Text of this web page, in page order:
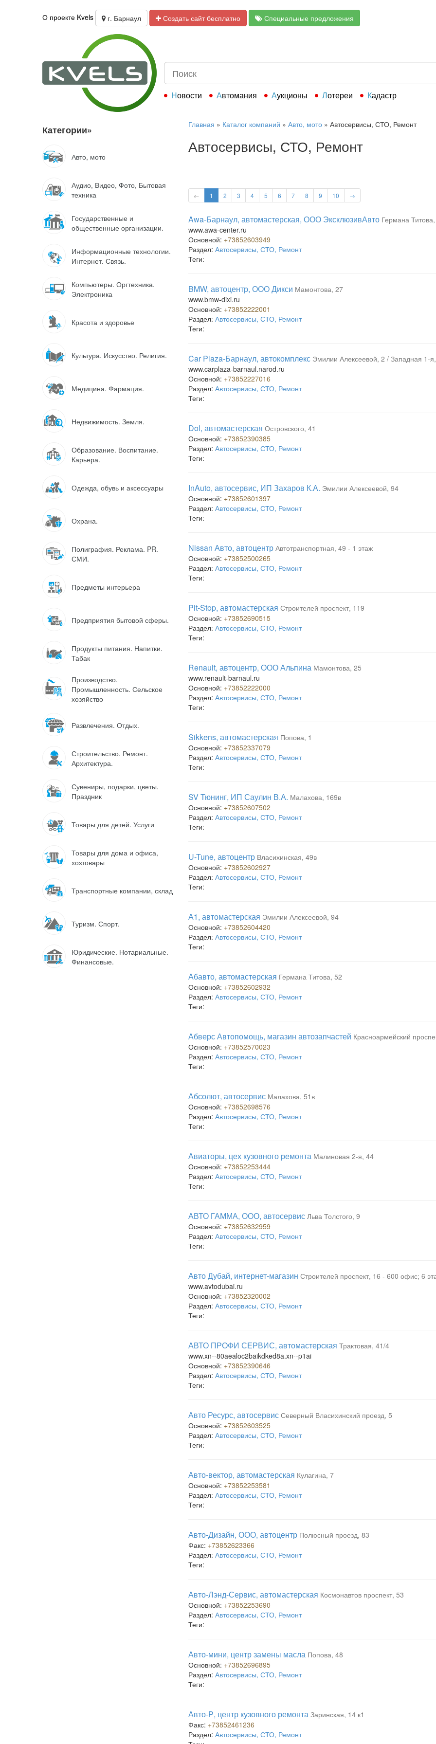
О проекте Kvels г. Барнаул Создать сайт бесплатно Специальные предложения
Новости Автомания Аукционы Лотереи Кадастр
Категории»
Авто, мото
Аудио, Видео, Фото, Бытовая
техника
Государственные и
общественные организации.
Информационные технологии.
Интернет. Связь.
Компьютеры. Оргтехника.
Электроника
Красота и здоровье
Культура. Искусство. Религия.
Медицина. Фармация.
Недвижимость. Земля.
Образование. Воспитание.
Карьера.
Одежда, обувь и аксессуары
Охрана.
Полиграфия. Реклама. PR.
СМИ.
Предметы интерьера
Предприятия бытовой сферы.
Продукты питания. Напитки.
Табак
Производство.
Промышленность. Сельское
хозяйство
Развлечения. Отдых.
Строительство. Ремонт.
Архитектура.
Сувениры, подарки, цветы.
Праздник
Товары для детей. Услуги
Товары для дома и офиса,
хозтовары
Транспортные компании, склад
Туризм. Спорт.
Юридические. Нотариальные.
Финансовые.
Главная » Каталог компаний » Авто, мото » Автосервисы, СТО, Ремонт
Автосервисы, СТО, Ремонт
← 1 2 3 4 5 6 7 8 9 10 →
Awa-Барнаул, автомастерская, ООО ЭксклюзивАвто Германа
www.awa-center.ru
Основной: +73852603949
Раздел: Автосервисы, СТО, Ремонт
Теги:
BMW, автоцентр, ООО Дикси Мамонтова, 27
www.bmw-dixi.ru
Основной: +73852222001
Раздел: Автосервисы, СТО, Ремонт
Теги:
Car Plaza-Барнаул, автокомплекс Эмилии Алексеевой, 2 / Западная 1-
www.carplaza-barnaul.narod.ru
Основной: +73852227016
Раздел: Автосервисы, СТО, Ремонт
Теги:
Dol, автомастерская Островского, 41
Основной: +73852390385
Раздел: Автосервисы, СТО, Ремонт
Теги:
InAuto, автосервис, ИП Захаров К.А. Эмилии Алексеевой, 94
Основной: +73852601397
Раздел: Автосервисы, СТО, Ремонт
Теги:
Nissan Авто, автоцентр Автотранспортная, 49 - 1 этаж
Основной: +73852500265
Раздел: Автосервисы, СТО, Ремонт
Теги:
Pit-Stop, автомастерская Строителей проспект, 119
Основной: +73852690515
Раздел: Автосервисы, СТО, Ремонт
Теги:
Renault, автоцентр, ООО Альпина Мамонтова, 25
www.renault-barnaul.ru
Основной: +73852222000
Раздел: Автосервисы, СТО, Ремонт
Теги:
Sikkens, автомастерская Попова, 1
Основной: +73852337079
Раздел: Автосервисы, СТО, Ремонт
Теги:
SV Тюнинг, ИП Саулин В.А. Малахова, 169в
Основной: +73852607502
Раздел: Автосервисы, СТО, Ремонт
Теги:
U-Tune, автоцентр Власихинская, 49в
Основной: +73852602927
Раздел: Автосервисы, СТО, Ремонт
Теги:
А1, автомастерская Эмилии Алексеевой, 94
Основной: +73852604420
Раздел: Автосервисы, СТО, Ремонт
Теги:
Абавто, автомастерская Германа Титова, 52
Основной: +73852602932
Раздел: Автосервисы, СТО, Ремонт
Теги:
Абверс Автопомощь, магазин автозапчастей Красноармейский
Основной: +73852570023
Раздел: Автосервисы, СТО, Ремонт
Теги:
Абсолют, автосервис Малахова, 51в
Основной: +73852698576
Раздел: Автосервисы, СТО, Ремонт
Теги:
Авиаторы, цех кузовного ремонта Малиновая 2-я, 44
Основной: +73852253444
Раздел: Автосервисы, СТО, Ремонт
Теги:
АВТО ГАММА, ООО, автосервис Льва Толстого, 9
Основной: +73852632959
Раздел: Автосервисы, СТО, Ремонт
Теги:
Авто Дубай, интернет-магазин Строителей проспект, 16 - 600 офис; 6
www.avtodubai.ru
Основной: +73852320002
Раздел: Автосервисы, СТО, Ремонт
Теги:
АВТО ПРОФИ СЕРВИС, автомастерская Трактовая, 41/4
www.xn--80aealoc2baikdked8a.xn--p1ai
Основной: +73852390646
Раздел: Автосервисы, СТО, Ремонт
Теги:
Авто Ресурс, автосервис Северный Власихинский проезд, 5
Основной: +73852603525
Раздел: Автосервисы, СТО, Ремонт
Теги:
Авто-вектор, автомастерская Кулагина, 7
Основной: +73852253581
Раздел: Автосервисы, СТО, Ремонт
Теги:
Авто-Дизайн, ООО, автоцентр Полюсный проезд, 83
Факс: +73852623366
Раздел: Автосервисы, СТО, Ремонт
Теги:
Авто-Лэнд-Сервис, автомастерская Космонавтов проспект, 53
Основной: +73852253690
Раздел: Автосервисы, СТО, Ремонт
Теги:
Авто-мини, центр замены масла Попова, 48
Основной: +73852696895
Раздел: Автосервисы, СТО, Ремонт
Теги:
Авто-Р, центр кузовного ремонта Заринская, 14 к1
Факс: +73852461236
Раздел: Автосервисы, СТО, Ремонт